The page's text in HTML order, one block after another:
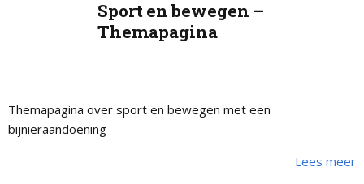
Sport en bewegen –
Themapagina
Themapagina over sport en bewegen met een
bijnieraandoening
Lees meer